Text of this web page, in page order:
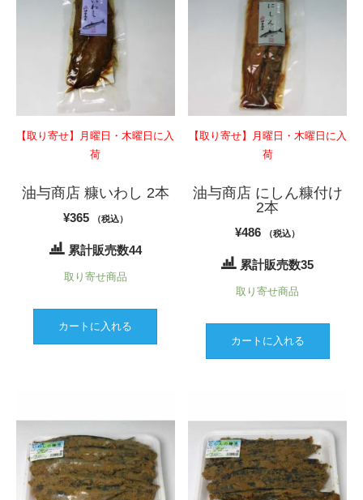
【取り寄せ】月曜日・木曜日に入
荷
油与商店 糠いわし 2本
¥365 （税込）
累計販売数44
取り寄せ商品
カートに入れる
【取り寄せ】月曜日・木曜日に入
荷
油与商店 にしん糠付け
2本
¥486 （税込）
累計販売数35
取り寄せ商品
カートに入れる